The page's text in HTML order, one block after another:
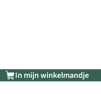
In mijn winkelmandje